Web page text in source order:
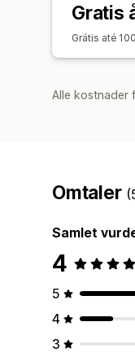
Gratis
Grátis até
Alle kostnader
Omtaler
Samlet
4
5
4
3